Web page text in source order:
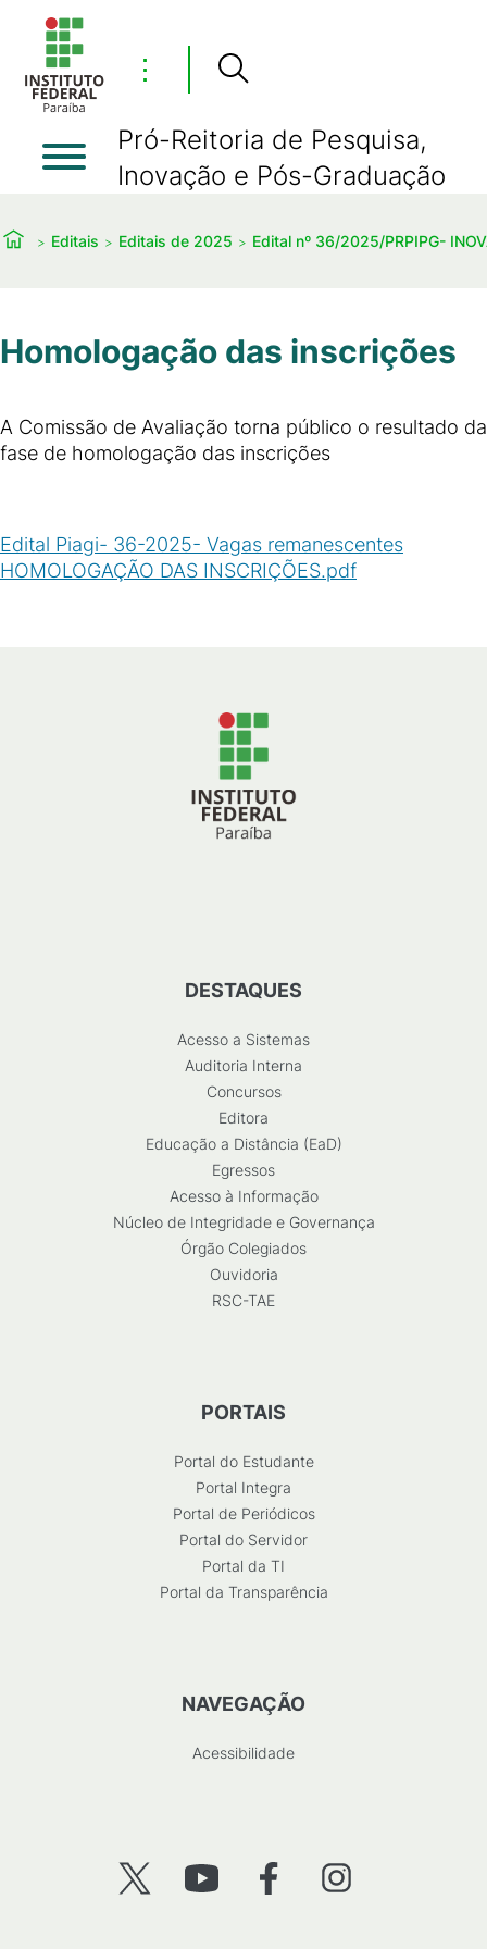
⋮
Pró-Reitoria de Pesquisa,
Inovação e Pós-Graduação
Editais Editais de 2025 Edital nº 36/2025/PRPIPG-
Homologação das inscrições
A Comissão de Avaliação torna público o resultado da
fase de homologação das inscrições
Edital Piagi- 36-2025- Vagas remanescentes
HOMOLOGAÇÃO DAS INSCRIÇÕES.pdf
DESTAQUES
Acesso a Sistemas
Auditoria Interna
Concursos
Editora
Educação a Distância (EaD)
Egressos
Acesso à Informação
Núcleo de Integridade e Governança
Órgão Colegiados
Ouvidoria
RSC-TAE
PORTAIS
Portal do Estudante
Portal Integra
Portal de Periódicos
Portal do Servidor
Portal da TI
Portal da Transparência
NAVEGAÇÃO
Acessibilidade